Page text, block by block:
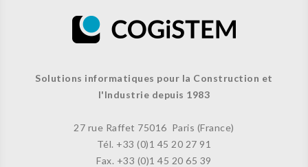
Solutions informatiques pour la Construction et
l'Industrie depuis 1983
27 rue Raffet 75016 Paris (France)
Tél. +33 (0)1 45 20 27 91
Fax. +33 (0)1 45 20 65 39